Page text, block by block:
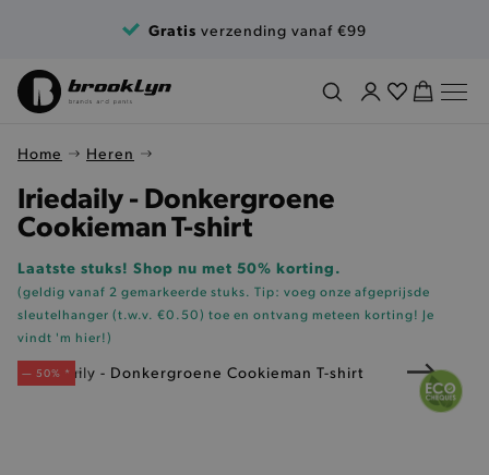
Gratis verzending vanaf €99
Home Heren
Iriedaily - Donkergroene
Cookieman T-shirt
Laatste stuks! Shop nu met 50% korting.
(geldig vanaf 2 gemarkeerde stuks. Tip: voeg onze afgeprijsde
sleutelhanger (t.w.v. €0.50) toe en ontvang meteen korting! Je
vindt 'm hier!)
— 50% *